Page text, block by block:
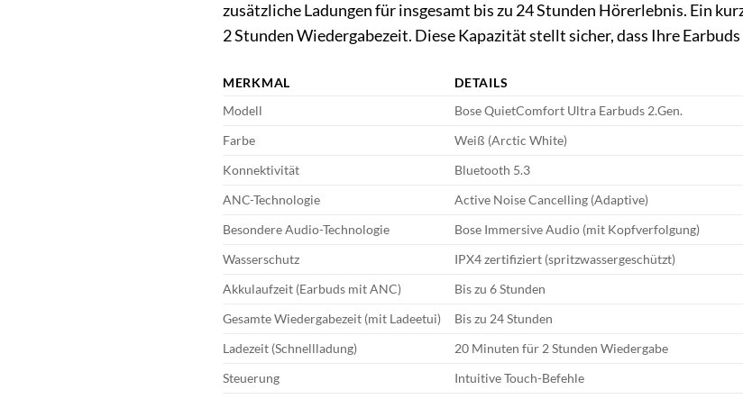
zusätzliche Ladungen für insgesamt bis zu 24 Stunden Hörerlebnis. Ein
2 Stunden Wiedergabezeit. Diese Kapazität stellt sicher, dass Ihre
MERKMAL
DETAILS
Modell
Bose QuietComfort Ultra Earbuds 2.Gen.
Farbe
Weiß (Arctic White)
Konnektivität
Bluetooth 5.3
ANC-Technologie
Active Noise Cancelling (Adaptive)
Besondere Audio-Technologie
Bose Immersive Audio (mit Kopfverfolgung)
Wasserschutz
IPX4 zertifiziert (spritzwassergeschützt)
Akkulaufzeit (Earbuds mit ANC)
Bis zu 6 Stunden
Gesamte Wiedergabezeit (mit Ladeetui)
Bis zu 24 Stunden
Ladezeit (Schnellladung)
20 Minuten für 2 Stunden Wiedergabe
Steuerung
Intuitive Touch-Befehle